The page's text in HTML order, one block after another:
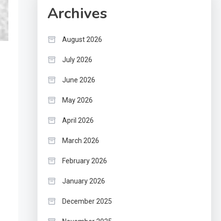
Archives
August 2026
July 2026
June 2026
May 2026
April 2026
March 2026
February 2026
January 2026
December 2025